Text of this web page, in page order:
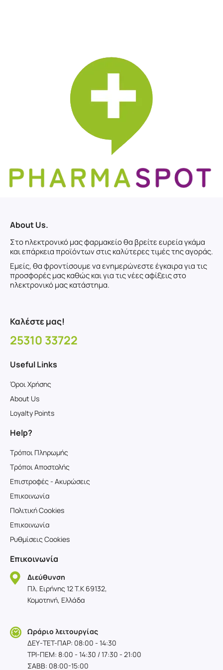
About Us.
Στο ηλεκτρονικό μας φαρμακείο θα βρείτε ευρεία γκάμα
και επάρκεια προϊόντων στις καλύτερες τιμές της αγοράς.
Εμείς, θα φροντίσουμε να ενημερώνεστε έγκαιρα για τις
προσφορές μας καθώς και για τις νέες αφίξεις στο
ηλεκτρονικό μας κατάστημα.
Καλέστε μας!
25310 33722
Useful Links
Όροι Χρήσης
About Us
Loyalty Points
Help?
Τρόποι Πληρωμής
Τρόποι Αποστολής
Επιστροφές - Ακυρώσεις
Επικοινωνία
Πολιτική Cookies
Επικοινωνία
Ρυθμίσεις Cookies
Επικοινωνία
Διεύθυνση
Πλ. Ειρήνης 12 T.K 69132,
Κομοτηνή, Ελλάδα
Ωράριο λειτουργίας
ΔΕΥ-TET-ΠΑΡ: 08:00 - 14:30
ΤΡΙ-ΠΕΜ: 8:00 - 14:30 / 17:30 - 21:00
ΣΑΒΒ: 08:00-15:00